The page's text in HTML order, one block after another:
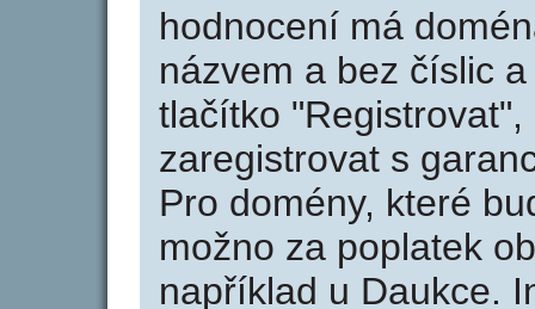
hodnocení má
názvem a bez číslic
tlačítko
zaregistrovat s
Pro domény, které
možno za poplatek
například u Daukce.